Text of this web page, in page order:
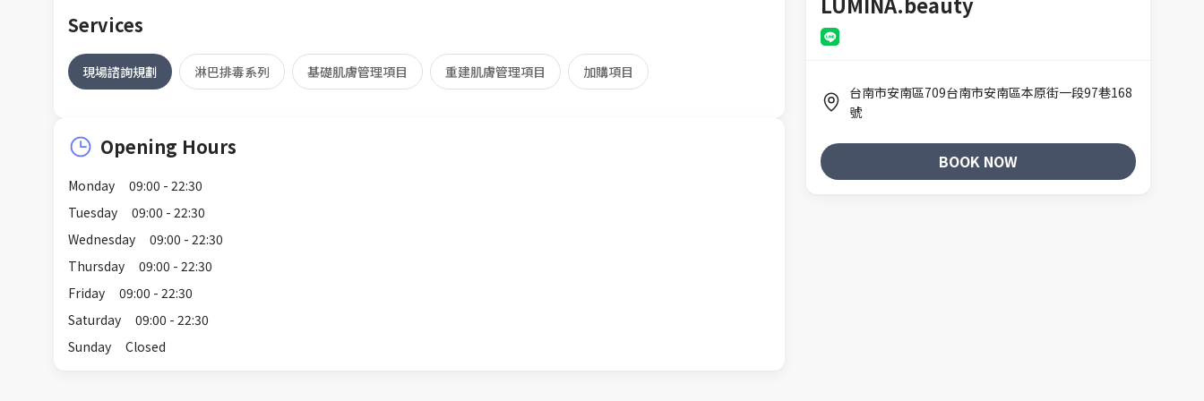
Services
現場諮詢規劃 淋巴排毒系列 基礎肌膚管理項目 重建肌膚管理項目 加購項目
Opening Hours
Monday
09:00 - 22:30
Tuesday
09:00 - 22:30
Wednesday
09:00 - 22:30
Thursday
09:00 - 22:30
Friday
09:00 - 22:30
Saturday
09:00 - 22:30
Sunday
Closed
台南市安南區709台南市安南區本原街一段97巷168
號
BOOK NOW